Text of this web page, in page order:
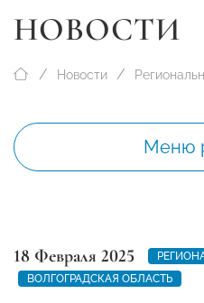
НОВОСТИ
Новости
Меню
18 Февраля 2025
ВОЛГОГРАДСКАЯ ОБЛАСТЬ